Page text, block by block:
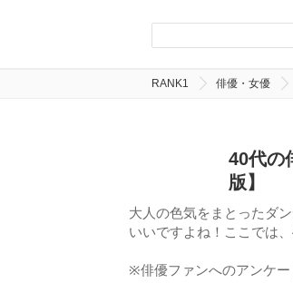
RANK1 俳優・女優
40代の
版】
大人の色気をまとったダ
いいですよね！ここでは
※俳優ファンへのアンケ